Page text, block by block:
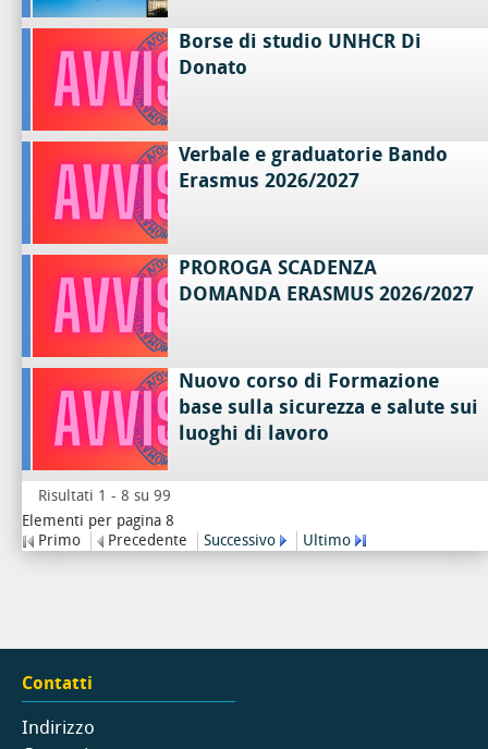
Borse di studio UNHCR Di
Donato
Verbale e graduatorie Bando
Erasmus 2026/2027
PROROGA SCADENZA
DOMANDA ERASMUS 2026/2027
Nuovo corso di Formazione
base sulla sicurezza e salute sui
luoghi di lavoro
Risultati 1 - 8 su 99
Elementi per pagina 8
Primo
Precedente Successivo Ultimo
Contatti
Indirizzo